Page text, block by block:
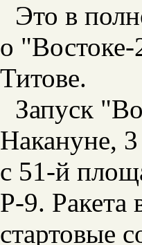
Это в
о "Востоке-
Титове.
Запуск
Накануне, 3
с 51-й
Р-9. Ракета
стартовые